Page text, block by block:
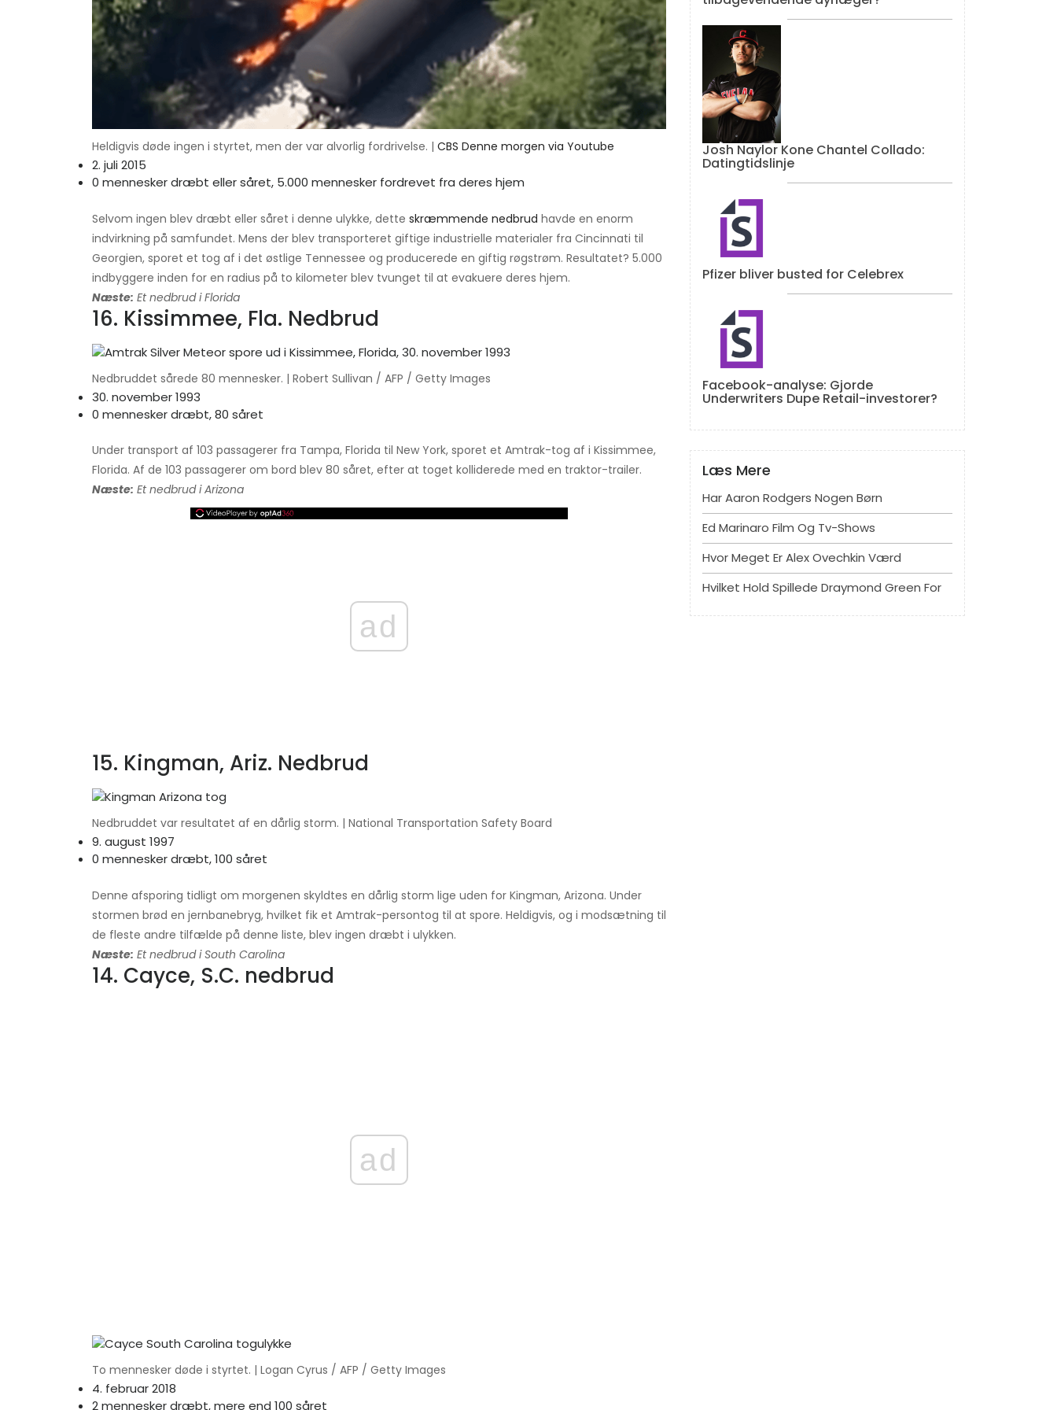
Heldigvis døde ingen i styrtet, men der var alvorlig fordrivelse. | CBS Denne morgen via Youtube
2. juli 2015
0 mennesker dræbt eller såret, 5.000 mennesker fordrevet fra deres hjem
Selvom ingen blev dræbt eller såret i denne ulykke, dette skræmmende nedbrud havde en enorm
indvirkning på samfundet. Mens der blev transporteret giftige industrielle materialer fra Cincinnati til
Georgien, sporet et tog af i det østlige Tennessee og producerede en giftig røgstrøm. Resultatet? 5.000
indbyggere inden for en radius på to kilometer blev tvunget til at evakuere deres hjem.
Næste: Et nedbrud i Florida
16. Kissimmee, Fla. Nedbrud
Nedbruddet sårede 80 mennesker. | Robert Sullivan / AFP / Getty Images
30. november 1993
0 mennesker dræbt, 80 såret
Under transport af 103 passagerer fra Tampa, Florida til New York, sporet et Amtrak-tog af i Kissimmee,
Florida. Af de 103 passagerer om bord blev 80 såret, efter at toget kolliderede med en traktor-trailer.
Næste: Et nedbrud i Arizona
ad
15. Kingman, Ariz. Nedbrud
Nedbruddet var resultatet af en dårlig storm. | National Transportation Safety Board
9. august 1997
0 mennesker dræbt, 100 såret
Denne afsporing tidligt om morgenen skyldtes en dårlig storm lige uden for Kingman, Arizona. Under
stormen brød en jernbanebryg, hvilket fik et Amtrak-persontog til at spore. Heldigvis, og i modsætning til
de fleste andre tilfælde på denne liste, blev ingen dræbt i ulykken.
Næste: Et nedbrud i South Carolina
14. Cayce, S.C. nedbrud
ad
To mennesker døde i styrtet. | Logan Cyrus / AFP / Getty Images
4. februar 2018
2 mennesker dræbt, mere end 100 såret
Josh Naylor Kone Chantel Collado:
Datingtidslinje
Pfizer bliver busted for Celebrex
Facebook-analyse: Gjorde
Underwriters Dupe Retail-investorer?
Læs Mere
Har Aaron Rodgers Nogen Børn
Ed Marinaro Film Og Tv-Shows
Hvor Meget Er Alex Ovechkin Værd
Hvilket Hold Spillede Draymond Green For